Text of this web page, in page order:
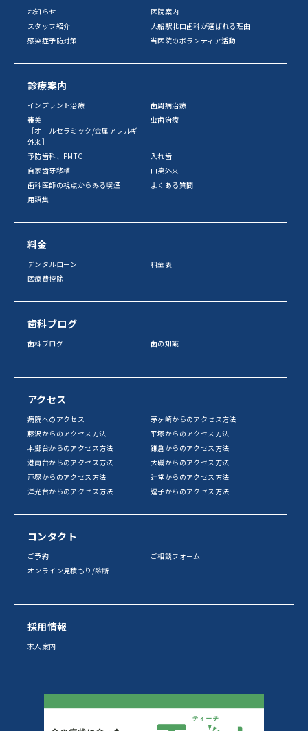
お知らせ
医院案内
スタッフ紹介
大船駅北口歯科が選ばれる理由
感染症予防対策
当医院のボランティア活動
診療案内
インプラント治療
歯周病治療
審美
［オールセラミック/金属アレルギー
外来］
虫歯治療
予防歯科、PMTC
入れ歯
自家歯牙移植
口臭外来
歯科医師の視点からみる喫煙
よくある質問
用語集
料金
デンタルローン
料金表
医療費控除
歯科ブログ
歯科ブログ 歯の知識
アクセス
病院へのアクセス
茅ヶ崎からのアクセス方法
藤沢からのアクセス方法
平塚からのアクセス方法
本郷台からのアクセス方法
鎌倉からのアクセス方法
港南台からのアクセス方法
大磯からのアクセス方法
戸塚からのアクセス方法
辻堂からのアクセス方法
洋光台からのアクセス方法
逗子からのアクセス方法
コンタクト
ご予約
ご相談フォーム
オンライン見積もり/診断
採用情報
求人案内